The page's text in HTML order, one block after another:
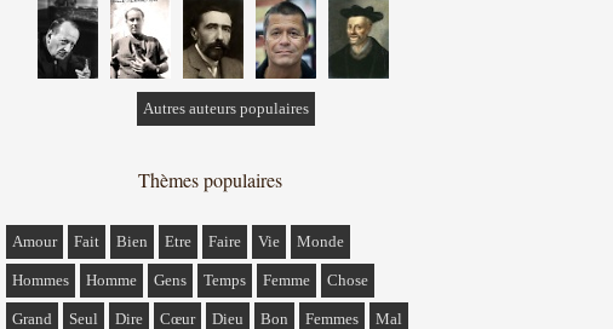
Autres auteurs populaires
Thèmes populaires
Amour Fait Bien Etre Faire Vie Monde
Hommes Homme Gens Temps Femme Chose
Grand Seul Dire Cœur Dieu Bon Femmes Mal